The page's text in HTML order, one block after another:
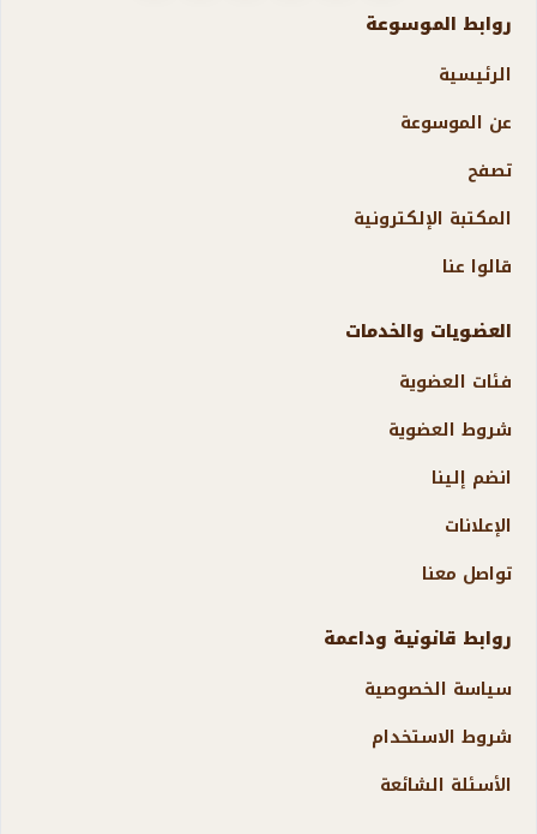
روابط الموسوعة
الرئيسية
عن الموسوعة
تصفح
المكتبة الإلكترونية
قالوا عنا
العضويات والخدمات
فئات العضوية
شروط العضوية
انضم إلينا
الإعلانات
تواصل معنا
روابط قانونية وداعمة
سياسة الخصوصية
شروط الاستخدام
الأسئلة الشائعة